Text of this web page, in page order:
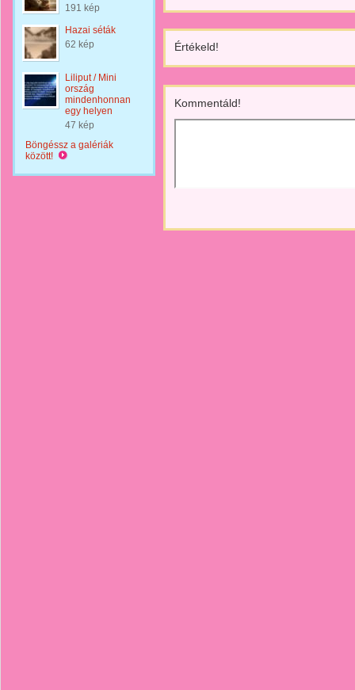
191 kép
Hazai séták
62 kép
Liliput / Mini
ország
mindenhonnan
egy helyen
47 kép
Böngéssz a galériák
között!
Értékeld!
Kommentáld!